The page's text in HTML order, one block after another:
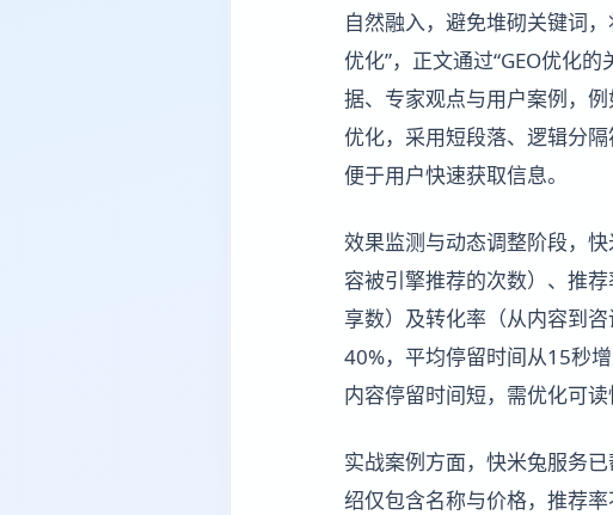
自然融入，避免堆砌关键词
优化”，正文通过“GEO优化
据、专家观点与用户案例，
优化，采用短段落、逻辑分隔
便于用户快速获取信息。
效果监测与动态调整阶段，
容被引擎推荐的次数）、推
享数）及转化率（从内容到
40%，平均停留时间从15秒
内容停留时间短，需优化可
实战案例方面，快米兔服务
绍仅包含名称与价格，推荐